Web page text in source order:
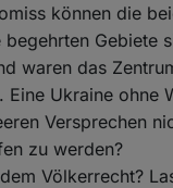
können die
Gebiete
waren das
Eine Ukraine ohne
Versprechen
zu werden?
Völkerrecht?